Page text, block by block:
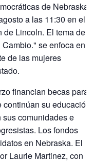
de Nebraska,
a las 11:30 en el
de Lincoln. El tema de
se enfoca en el
de las mujeres
financian becas para
su educación,
comunidades e
Los fondos
en Nebraska. El
Laurie Martinez, con